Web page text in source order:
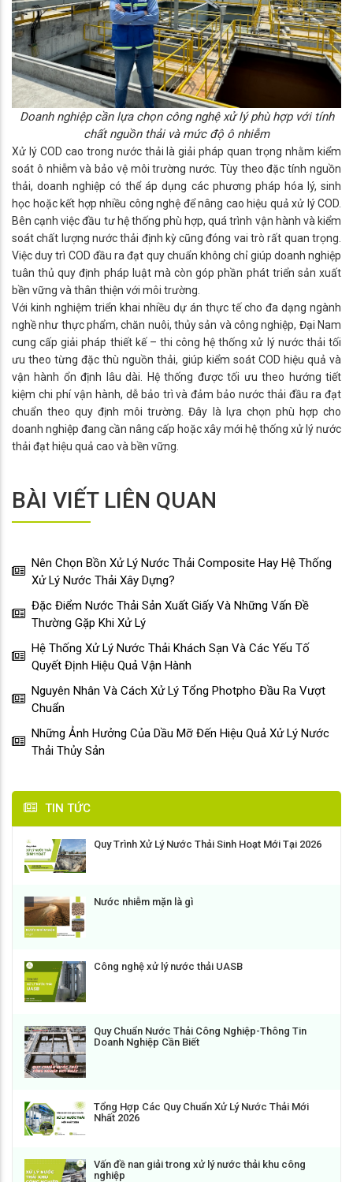
Doanh nghiệp cần lựa chọn công nghệ xử lý phù hợp với tính
chất nguồn thải và mức độ ô nhiễm
Xử lý COD cao trong nước thải là giải pháp quan trọng nhằm kiểm
soát ô nhiễm và bảo vệ môi trường nước. Tùy theo đặc tính nguồn
thải, doanh nghiệp có thể áp dụng các phương pháp hóa lý, sinh
học hoặc kết hợp nhiều công nghệ để nâng cao hiệu quả xử lý COD.
Bên cạnh việc đầu tư hệ thống phù hợp, quá trình vận hành và kiểm
soát chất lượng nước thải định kỳ cũng đóng vai trò rất quan trọng.
Việc duy trì COD đầu ra đạt quy chuẩn không chỉ giúp doanh nghiệp
tuân thủ quy định pháp luật mà còn góp phần phát triển sản xuất
bền vững và thân thiện với môi trường.
Với kinh nghiệm triển khai nhiều dự án thực tế cho đa dạng ngành
nghề như thực phẩm, chăn nuôi, thủy sản và công nghiệp, Đại Nam
cung cấp giải pháp thiết kế – thi công hệ thống xử lý nước thải tối
ưu theo từng đặc thù nguồn thải, giúp kiểm soát COD hiệu quả và
vận hành ổn định lâu dài. Hệ thống được tối ưu theo hướng tiết
kiệm chi phí vận hành, dễ bảo trì và đảm bảo nước thải đầu ra đạt
chuẩn theo quy định môi trường. Đây là lựa chọn phù hợp cho
doanh nghiệp đang cần nâng cấp hoặc xây mới hệ thống xử lý nước
thải đạt hiệu quả cao và bền vững.
BÀI VIẾT LIÊN QUAN
Nên Chọn Bồn Xử Lý Nước Thải Composite Hay Hệ Thống
Xử Lý Nước Thải Xây Dựng?
Đặc Điểm Nước Thải Sản Xuất Giấy Và Những Vấn Đề
Thường Gặp Khi Xử Lý
Hệ Thống Xử Lý Nước Thải Khách Sạn Và Các Yếu Tố
Quyết Định Hiệu Quả Vận Hành
Nguyên Nhân Và Cách Xử Lý Tổng Photpho Đầu Ra Vượt
Chuẩn
Những Ảnh Hưởng Của Dầu Mỡ Đến Hiệu Quả Xử Lý Nước
Thải Thủy Sản
TIN TỨC
Quy Trình Xử Lý Nước Thải Sinh Hoạt Mới Tại 2026
Nước nhiễm mặn là gì
Công nghệ xử lý nước thải UASB
Quy Chuẩn Nước Thải Công Nghiệp-Thông Tin
Doanh Nghiệp Cần Biết
Tổng Hợp Các Quy Chuẩn Xử Lý Nước Thải Mới
Nhất 2026
Vấn đề nan giải trong xử lý nước thải khu công
nghiệp